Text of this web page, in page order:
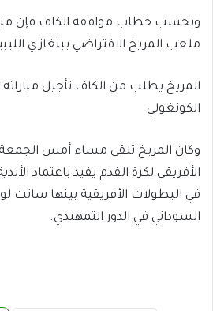
وبحسب خطاب موافقة الكاف فإن
ملعب المريخ الافتراضي ببنغازي الليبية يوم 3
المريخ يطلب من الكاف تأجيل
الكونغولي
وكان المريخ تلقى مساء أمس الجمعة
الأفريقي لكرة القدم يفيد باعتماد
في البطولات الأفريقية بينها سانت
السوداني في الدور التمهيدي.